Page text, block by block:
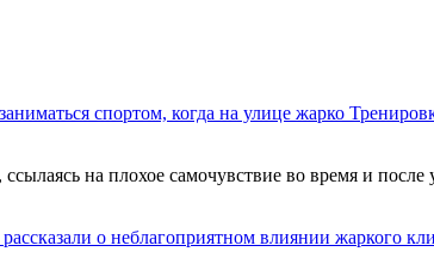
спортом, когда на улице жарко
на плохое самочувствие во время и
о неблагоприятном влиянии жаркого